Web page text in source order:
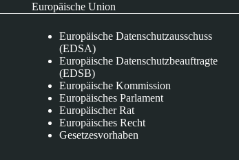
Europäische Union
Europäische Datenschutzausschuss
(EDSA)
Europäische Datenschutzbeauftragte
(EDSB)
Europäische Kommission
Europäisches Parlament
Europäischer Rat
Europäisches Recht
Gesetzesvorhaben